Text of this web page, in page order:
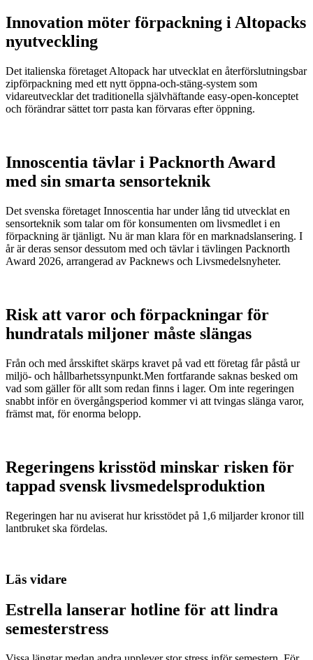
Innovation möter förpackning i Altopacks
nyutveckling
Det italienska företaget Altopack har utvecklat en återförslutningsbar
zipförpackning med ett nytt öppna-och-stäng-system som
vidareutvecklar det traditionella självhäftande easy-open-konceptet
och förändrar sättet torr pasta kan förvaras efter öppning.
Innoscentia tävlar i Packnorth Award
med sin smarta sensorteknik
Det svenska företaget Innoscentia har under lång tid utvecklat en
sensorteknik som talar om för konsumenten om livsmedlet i en
förpackning är tjänligt. Nu är man klara för en marknadslansering. I
år är deras sensor dessutom med och tävlar i tävlingen Packnorth
Award 2026, arrangerad av Packnews och Livsmedelsnyheter.
Risk att varor och förpackningar för
hundratals miljoner måste slängas
Från och med årsskiftet skärps kravet på vad ett företag får påstå ur
miljö- och hållbarhetssynpunkt.Men fortfarande saknas besked om
vad som gäller för allt som redan finns i lager. Om inte regeringen
snabbt inför en övergångsperiod kommer vi att tvingas slänga varor,
främst mat, för enorma belopp.
Regeringens krisstöd minskar risken för
tappad svensk livsmedelsproduktion
Regeringen har nu aviserat hur krisstödet på 1,6 miljarder kronor till
lantbruket ska fördelas.
Läs vidare
Estrella lanserar hotline för att lindra
semesterstress